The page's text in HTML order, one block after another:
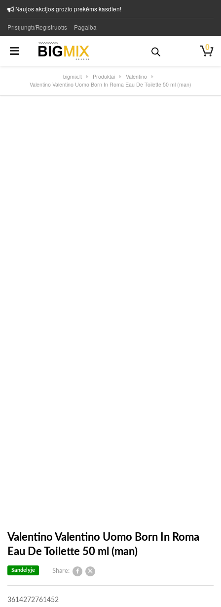
Naujos akcijos grožio prekėms kasdien!
Prisijungti/Registruotis Pagalba
0
bigmix.lt Produktai
Valentino
Valentino Valentino Uomo Born In Roma Eau De Toilette 50 ml (man)
Valentino Valentino Uomo Born In Roma
Eau De Toilette 50 ml (man)
Share:
Sandelyje
3614272761452